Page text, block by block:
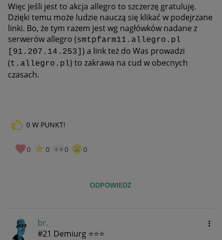
Więc jeśli jest to akcja allegro to szczerzę gratuluję.
Dzięki temu może ludzie nauczą się klikać w podejrzane
linki. Bo, że tym razem jest wg nagłówków nadane z
serwerów allegro (smtpfarm11.allegro.pl
[91.207.14.253] ) a link też do Was prowadzi
(t.allegro.pl) to zakrawa na cud w obecnych
czasach.
0 W PUNKT!
0 0 0 0
ODPOWIEDZ
br.
#21 Demiurg ⭐⭐⭐